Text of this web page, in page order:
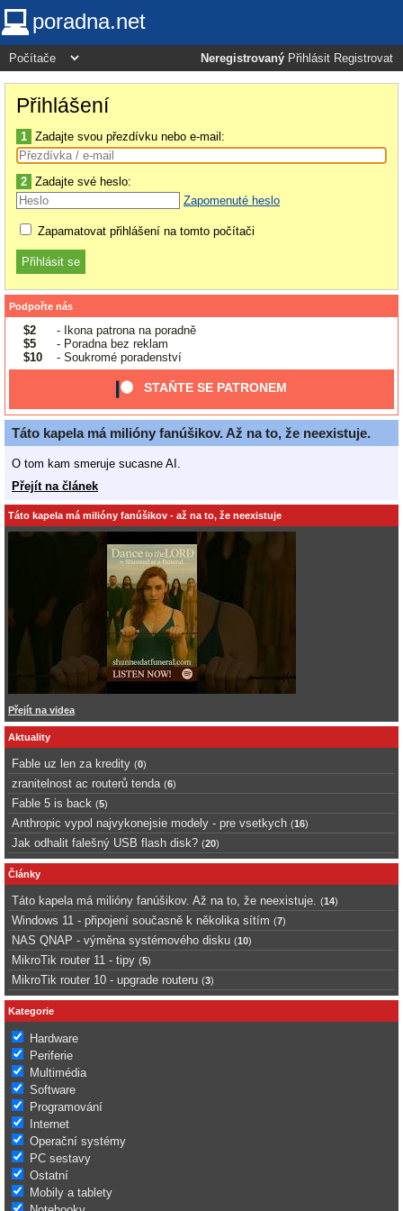
poradna.net
Neregistrovaný Přihlásit Registrovat
Přihlášení
1 Zadajte svou přezdívku nebo e-mail:
2 Zadajte své heslo:
Zapomenuté heslo
Zapamatovat přihlášení na tomto počítači
Podpořte nás
$2
- Ikona patrona na poradně
$5
- Poradna bez reklam
$10
- Soukromé poradenství
STAŇTE SE PATRONEM
Táto kapela má milióny fanúšikov. Až na to, že neexistuje.
O tom kam smeruje sucasne AI.
Přejít na článek
Táto kapela má milióny fanúšikov - až na to, že neexistuje
Přejít na videa
Aktuality
Fable uz len za kredity (0)
zranitelnost ac routerů tenda (6)
Fable 5 is back (5)
Anthropic vypol najvykonejsie modely - pre vsetkych (16)
Jak odhalit falešný USB flash disk? (20)
Články
Táto kapela má milióny fanúšikov. Až na to, že neexistuje. (14)
Windows 11 - připojení současně k několika sítím (7)
NAS QNAP - výměna systémového disku (10)
MikroTik router 11 - tipy (5)
MikroTik router 10 - upgrade routeru (3)
Kategorie
Hardware
Periferie
Multimédia
Software
Programování
Internet
Operační systémy
PC sestavy
Ostatní
Mobily a tablety